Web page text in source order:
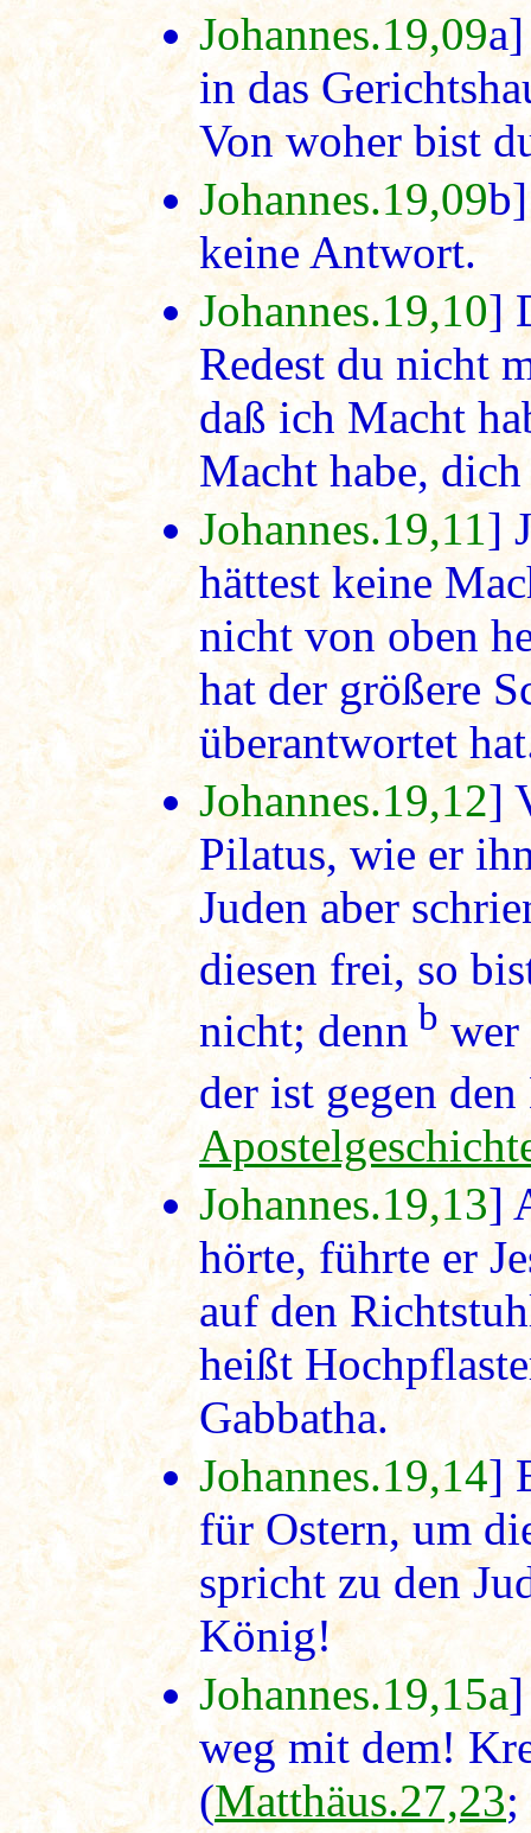
Johannes.19,09
in das
Von woher bist
Johannes.19,09
keine Antwort.
Johannes.19,10]
Redest du nicht
daß ich Macht
Macht habe,
Johannes.19,11]
hättest keine
nicht von oben
hat der größere
überantwortet
Johannes.19,12]
Pilatus, wie er
Juden aber
diesen frei, so
nicht; denn bwer
der ist gegen
Johannes.19,13]
hörte, führte er
auf den
heißt
Gabbatha.
Johannes.19,14]
für Ostern, um
spricht zu den
König!
Johannes.19,15a]
weg mit dem!
(Matthäus.27,23;